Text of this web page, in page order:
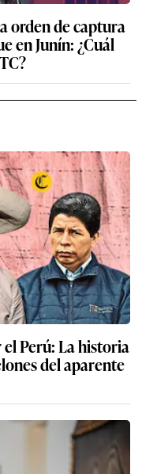
orden de captura
en Junín: ¿Cuál
Perú: La historia
del aparente